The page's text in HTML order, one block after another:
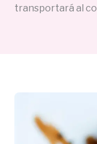
transportará al